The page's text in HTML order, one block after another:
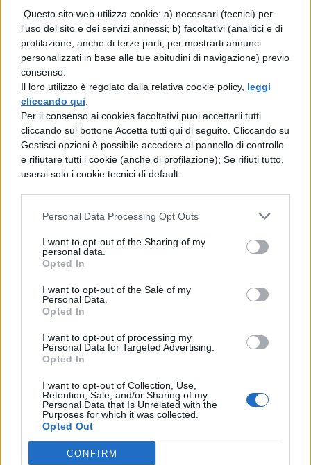
Questo sito web utilizza cookie: a) necessari (tecnici) per
l'uso del sito e dei servizi annessi; b) facoltativi (analitici e di
profilazione, anche di terze parti, per mostrarti annunci
personalizzati in base alle tue abitudini di navigazione) previo
consenso.
Il loro utilizzo è regolato dalla relativa cookie policy, leggi
cliccando qui
Per il consenso ai cookies facoltativi puoi accettarli tutti
cliccando sul bottone Accetta tutti qui di seguito. Cliccando su
Gestisci opzioni è possibile accedere al pannello di controllo
e rifiutare tutti i cookie (anche di profilazione); Se rifiuti tutto,
userai solo i cookie tecnici di default.
Personal Data Processing Opt Outs
I want to opt-out of the Sharing of my
personal data.
Opted In
I want to opt-out of the Sale of my
Personal Data.
Opted In
I want to opt-out of processing my
Personal Data for Targeted Advertising.
Opted In
I want to opt-out of Collection, Use,
Retention, Sale, and/or Sharing of my
Personal Data that Is Unrelated with the
Purposes for which it was collected.
Opted Out
CONFIRM
retorica che è ritenuta la loro creazione
fondamentale. Caratteristiche culturali della
sofistica 1. la sofistica è considerata una
sorta di illuminismo greco , perché
caratterizzata da un aperta ed esplicita
critica alle credenze e ai miti della
tradizione nella ricerca della razionalità. La
sofistica svolgerebbe una funzione
tutte le maggiori civiltà, che consiste nella
liberazione critica del passato in nome
della ragione. 2. I sofisti hanno elaborato il
primo concetto occidentale di cultura (
paideia) , non intesa come un insieme di
conoscenze specialistiche ma come la
formazione globale di un individuo. La virtù
per i sofisti deriva dal sapere. 3. i sofisti
escono dalla chiusa visione nazionalistica e
di accentramento della polis, facendosi
portatori di istanze panelleniche e